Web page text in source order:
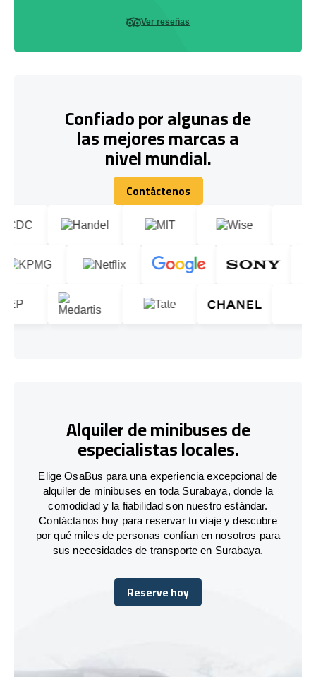
Ver reseñas
Confiado por algunas de
las mejores marcas a
nivel mundial.
Contáctenos
Contáctenos
Alquiler de minibuses de
especialistas locales.
Elige OsaBus para una experiencia excepcional de
alquiler de minibuses en toda Surabaya, donde la
comodidad y la fiabilidad son nuestro estándar.
Contáctanos hoy para reservar tu viaje y descubre
por qué miles de personas confían en nosotros para
sus necesidades de transporte en Surabaya.
Reserve hoy
Reserve hoy